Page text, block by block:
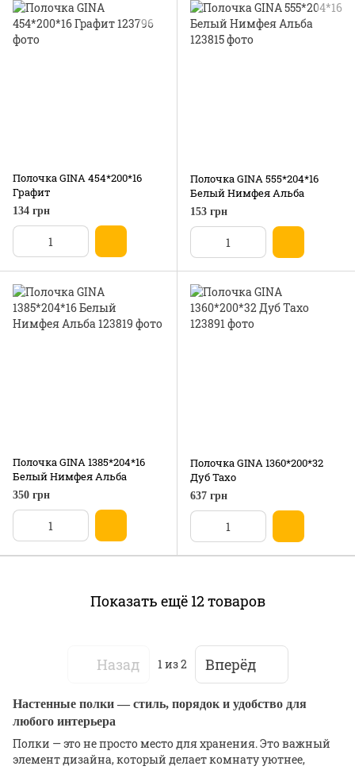
Полочка GINA 454*200*16
Графит
134 грн
Полочка GINA 555*204*16
Белый Нимфея Альба
153 грн
Полочка GINA 1385*204*16
Белый Нимфея Альба
350 грн
Полочка GINA 1360*200*32
Дуб Тахо
637 грн
Показать ещё 12 товаров
Назад 1из 2 Вперёд
Настенные полки — стиль, порядок и удобство для
любого интерьера
Полки — это не просто место для хранения. Это важный
элемент дизайна, который делает комнату уютнее,